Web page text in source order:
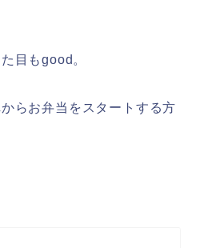
目もgood。
らお弁当をスタートする方